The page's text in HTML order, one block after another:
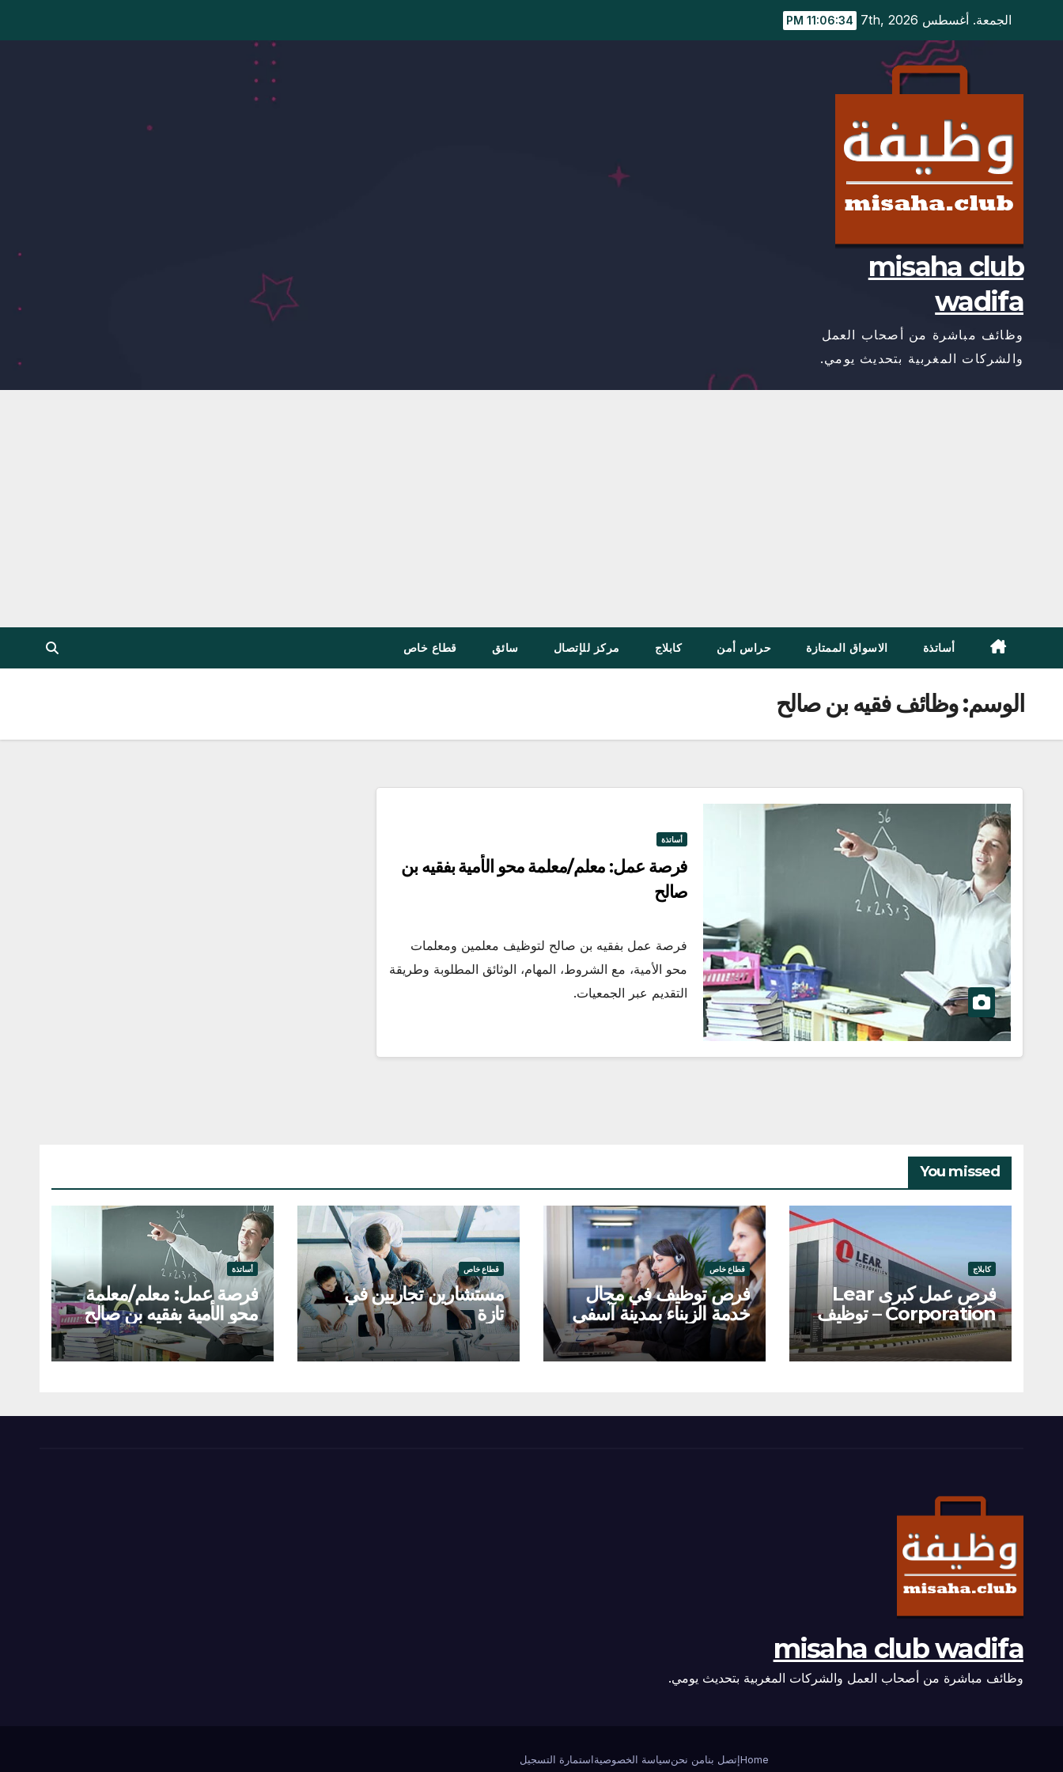
الجمعة. أغسطس 7th, 2026 11:06:35 PM
misaha club
wadifa
وظائف مباشرة من أصحاب العمل
والشركات المغربية بتحديث يومي.
أساتذة الاسواق الممتازة حراس أمن كابلاج مركز للإتصال سائق قطاع خاص
الوسم:وظائف فقيه بن صالح
أساتذة
فرصة عمل: معلم/معلمة محو الأمية بفقيه بن
صالح
فرصة عمل بفقيه بن صالح لتوظيف معلمين ومعلمات
محو الأمية، مع الشروط، المهام، الوثائق المطلوبة وطريقة
التقديم عبر الجمعيات.
You missed
كابلاج
فرص عمل كبرى Lear
Corporation – توظيف
200 عامل وعاملة
قطاع خاص
فرص توظيف في مجال
خدمة الزبناء بمدينة آسفي
والرباط
قطاع خاص
مستشارين تجاريين في
تازة
أساتذة
فرصة عمل: معلم/معلمة
محو الأمية بفقيه بن صالح
misaha club wadifa
وظائف مباشرة من أصحاب العمل والشركات المغربية بتحديث يومي.
Homeإتصل بنامن نحنسياسة الخصوصيةاستمارة التسجيل